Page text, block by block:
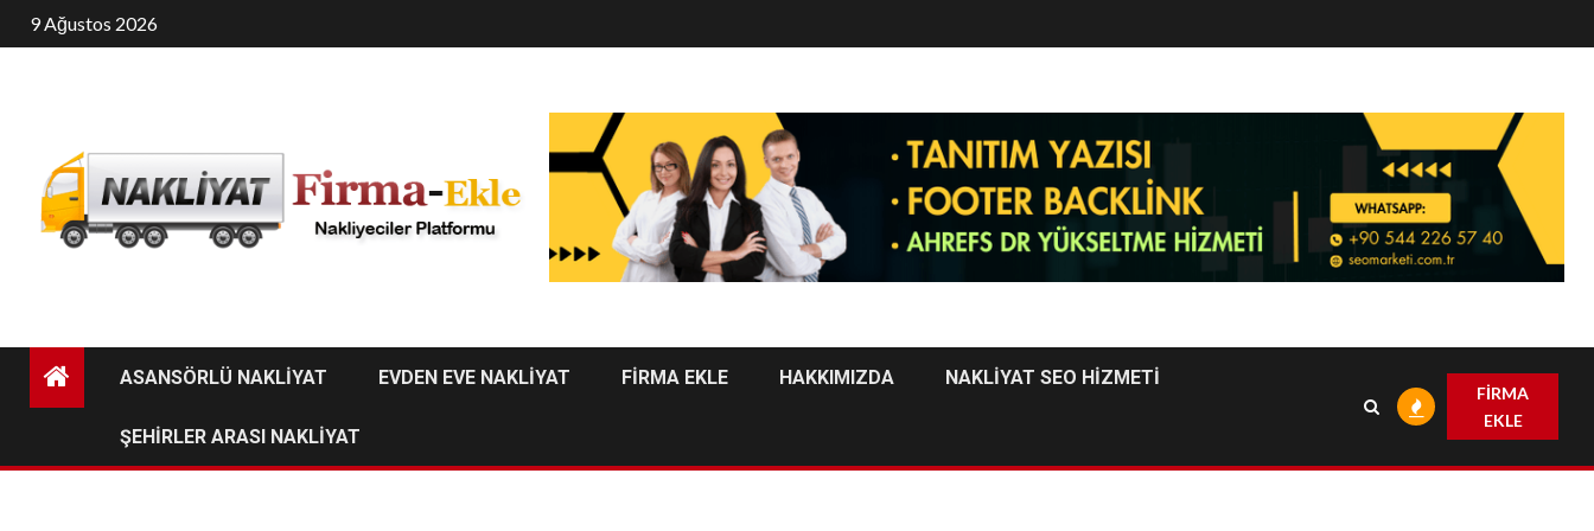
Skip
to
9 Ağustos 2026
ASANSÖRLÜ NAKLİYAT EVDEN EVE NAKLİYAT FİRMA EKLE HAKKIMIZDA NAKLİYAT SEO HİZMETİ
ŞEHİRLER ARASI NAKLİYAT
FİRMA
EKLE